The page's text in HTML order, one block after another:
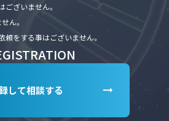
ざいません。
ん。
をする事はございません。
して相談する